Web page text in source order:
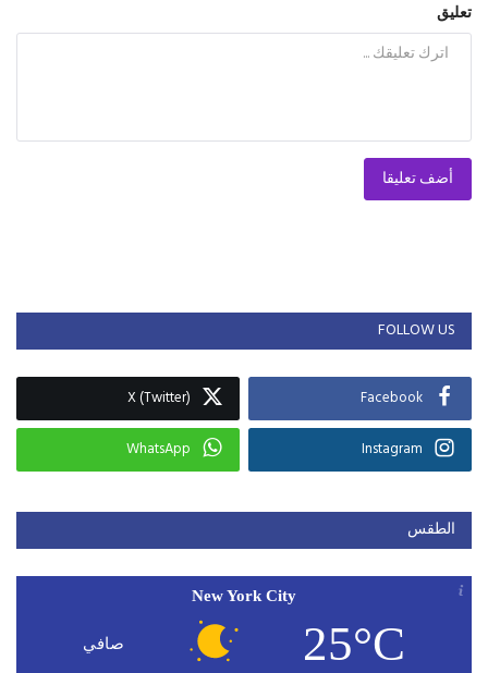
تعليق
أضف تعليقا
FOLLOW US
Facebook
X (Twitter)
Instagram
WhatsApp
الطقس
New York City
25°C صافي